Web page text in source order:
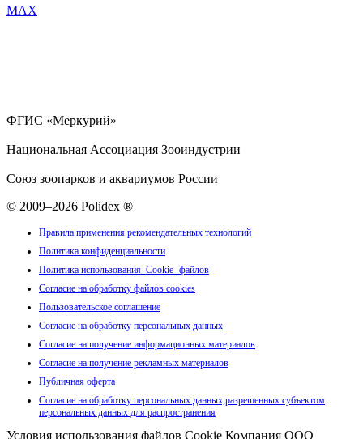
MAX
ФГИС «Меркурий»
Национальная Ассоциация Зооиндустрии
Союз зоопарков и аквариумов России
© 2009–2026 Polidex ®
Правила применения рекомендательных технологий
Политика конфиденциальности
Политика использования Cookie- файлов
Согласие на обработку файлов cookies
Пользовательское соглашение
Согласие на обработку персональных данных
Согласие на получение информационных материалов
Согласие на получение рекламных материалов
Публичная оферта
Согласие на обработку персональных данных,разрешенных субъектом
персональных данных для распространения
Условия использования файлов Cookie Компания ООО